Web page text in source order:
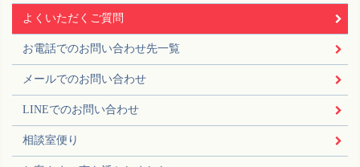
よくいただくご質問
お電話でのお問い合わせ先一覧
メールでのお問い合わせ
LINEでのお問い合わせ
相談室便り